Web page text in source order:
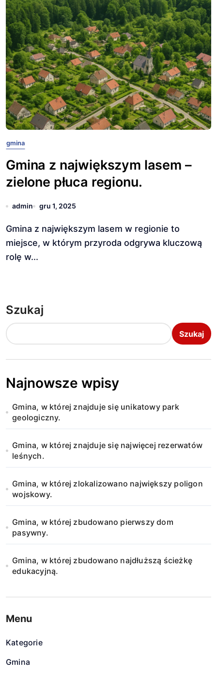
gmina
Gmina z największym lasem –
zielone płuca regionu.
admin gru 1, 2025
Gmina z największym lasem w regionie to
miejsce, w którym przyroda odgrywa kluczową
rolę w...
Szukaj
Szukaj
Najnowsze wpisy
Gmina, w której znajduje się unikatowy park
geologiczny.
Gmina, w której znajduje się najwięcej rezerwatów
leśnych.
Gmina, w której zlokalizowano największy poligon
wojskowy.
Gmina, w której zbudowano pierwszy dom
pasywny.
Gmina, w której zbudowano najdłuższą ścieżkę
edukacyjną.
Menu
Kategorie
Gmina